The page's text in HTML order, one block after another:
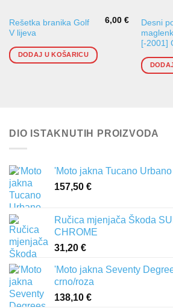
Rešetka branika Golf
V lijeva
6,00€
DODAJ U KOŠARICU
Desni
[-2001]
DIO ISTAKNUTIH PROIZVODA
'Moto jakna Tucano
157,50 €
Ručica mjenjača Škoda
CHROME
31,20 €
'Moto jakna Seventy
crno/roza
138,10 €